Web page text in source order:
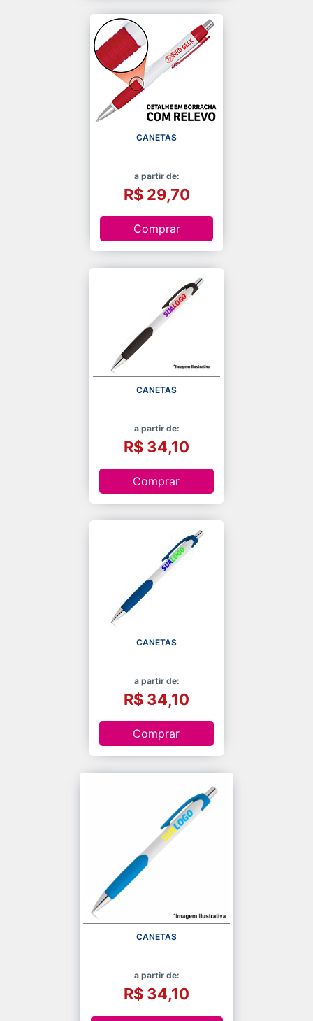
CANETAS
a partir de:
R$ 29,70
Comprar
CANETAS
a partir de:
R$ 34,10
Comprar
CANETAS
a partir de:
R$ 34,10
Comprar
CANETAS
a partir de:
R$ 34,10